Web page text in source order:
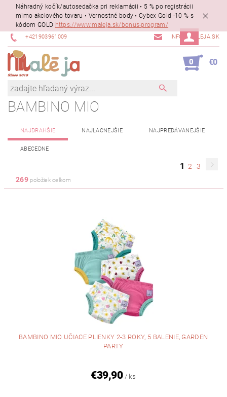
Náhradný kočík/autosedačka pri reklamácii • 5 % po registrácii
mimo akciového tovaru • Vernostné body • Cybex Gold -10 % s
kódom GOLD https://www.maleja.sk/bonus-program/
+421903961009 INFO@MALEJA.SK
0 €0
BAMBINO MIO
NAJDRAHŠIE NAJLACNEJŠIE NAJPREDÁVANEJŠIE
ABECEDNE
1 2 3
269položiek celkom
BAMBINO MIO UČIACE PLIENKY 2-3 ROKY, 5 BALENIE, GARDEN
PARTY
€39,90 / ks